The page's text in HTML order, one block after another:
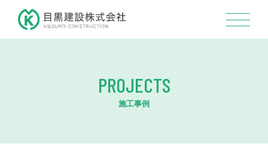
PROJECTS
施工事例